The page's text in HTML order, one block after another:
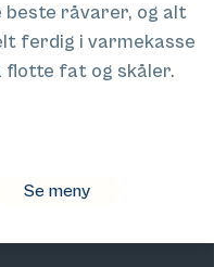
beste råvarer, og alt
ferdig i varmekasse
flotte fat og skåler.
Se meny